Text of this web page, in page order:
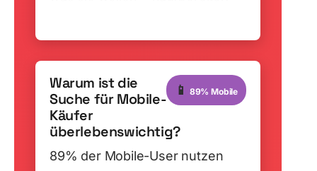
📱 89% Mobile
Warum ist die
Suche für Mobile-
Käufer
überlebenswichtig?
89% der Mobile-User nutzen